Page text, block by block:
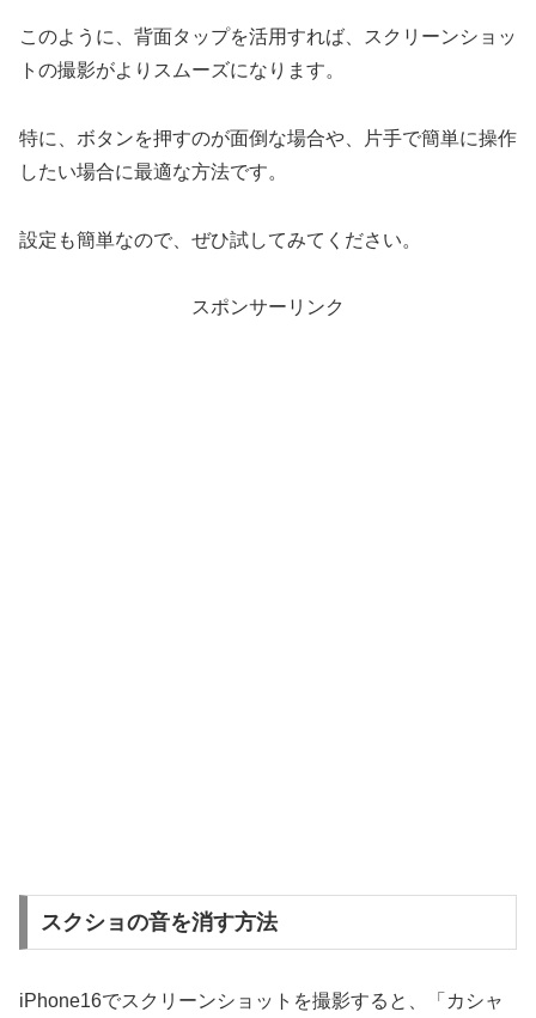
このように、背面タップを活用すれば、スクリーンショッ
トの撮影がよりスムーズになります。
特に、ボタンを押すのが面倒な場合や、片手で簡単に操作
したい場合に最適な方法です。
設定も簡単なので、ぜひ試してみてください。
スポンサーリンク
スクショの音を消す方法
iPhone16でスクリーンショットを撮影すると、「カシャ